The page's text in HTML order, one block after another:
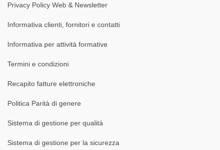
Privacy Policy Web & Newsletter
Informativa clienti, fornitori e contatti
Informativa per attività formative
Termini e condizioni
Recapito fatture elettroniche
Politica Parità di genere
Sistema di gestione per qualità
Sistema di gestione per la sicurezza